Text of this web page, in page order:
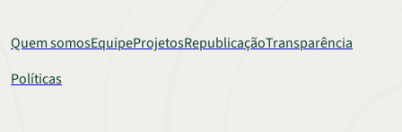
Quem somosEquipeProjetosRepublicaçãoTransparência
Políticas